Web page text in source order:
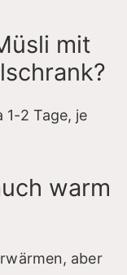
mit
1-2 Tage, je
warm
aber